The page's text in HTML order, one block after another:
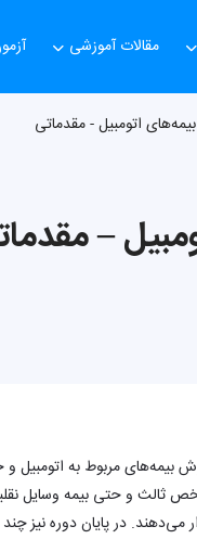
مقالات آموزشی
اتومبیل - مقدماتی
–
بیمه‌های مربوط به اتومبیل
ثالث و حتی بیمه وسایل
در پایان دوره نیز